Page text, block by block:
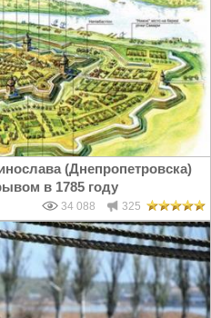
(Днепропетровска)
в 1785 году
34 088 325